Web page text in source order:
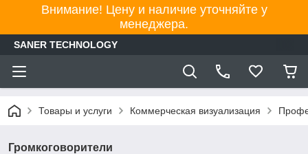
Внимание! Цену и наличие уточняйте у
менеджера.
SANER TECHNOLOGY
Товары и услуги Коммерческая визуализация
Громкоговорители